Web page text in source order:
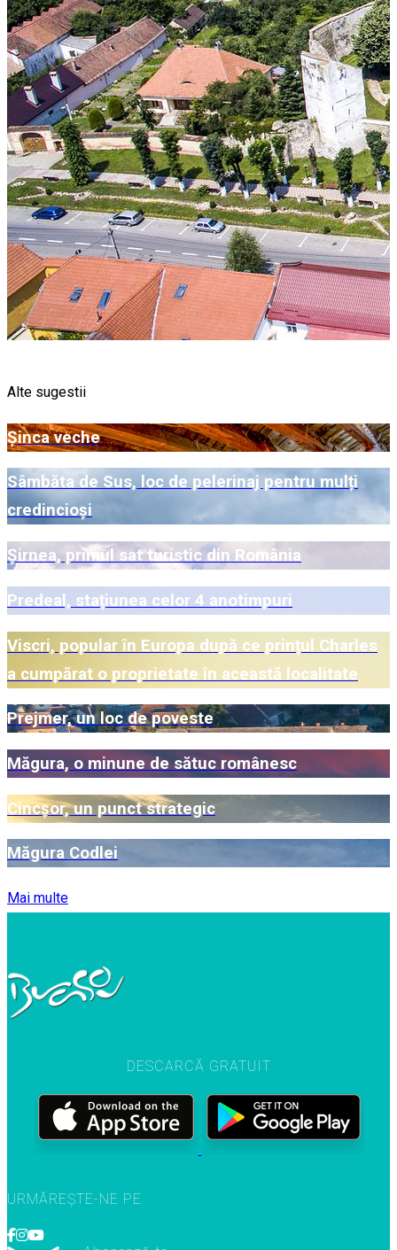
Alte sugestii
Șinca veche
Sâmbăta de Sus, loc de pelerinaj pentru mulți
credincioși
Șirnea, primul sat turistic din România
Predeal, stațiunea celor 4 anotimpuri
Viscri, popular în Europa după ce prințul Charles
a cumpărat o proprietate în această localitate
Prejmer, un loc de poveste
Măgura, o minune de sătuc românesc
Cincșor, un punct strategic
Măgura Codlei
Mai multe
DESCARCĂ GRATUIT
URMĂREȘTE-NE PE